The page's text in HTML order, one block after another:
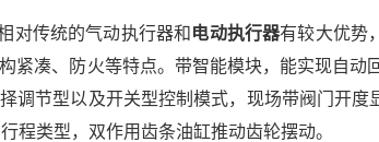
对传统的气动执行器和 电动执行器有较大优势
紧凑、防火等特点。 带智能模块，能实现自动
调节型以及开关型控制模式，现场带阀门开
程类型，双作用齿条油缸推动齿轮摆动。